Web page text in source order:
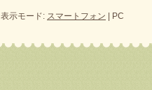
表示モード: スマートフォン | PC